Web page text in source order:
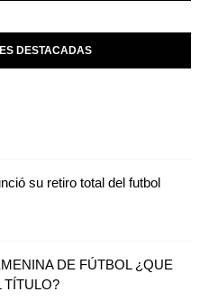
DESTACADAS
su retiro total del futbol
DE FÚTBOL ¿QUE
TÍTULO?